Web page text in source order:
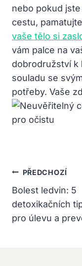
nebo pokud
cestu,
vaše tělo si
vám palce na
dobrodružství k
souladu se
potřeby. Vaše
Navigace
Pro
Příspěvek
PŘEDCHOZÍ
Bolest ledvin: 5
detoxikačních
pro úlevu a